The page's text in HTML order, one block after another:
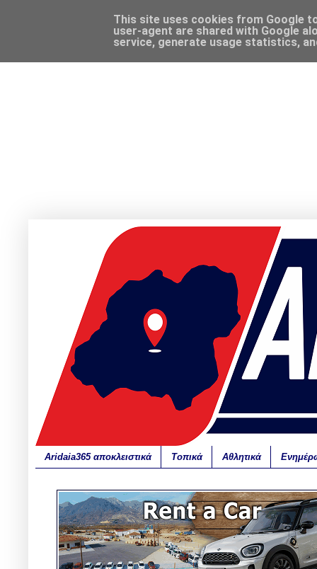
Aridaia365 αποκλειστικά Τοπικά Αθλητικά
This site uses cookies from Google
user-agent are shared with Google
service, generate usage statistics,